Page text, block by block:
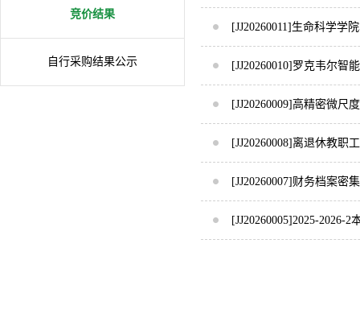
竞价结果
自行采购结果公示
[JJ20260011]生命科学学
[JJ20260010]罗克韦尔智
[JJ20260009]高精密微尺
[JJ20260008]离退休教职
[JJ20260007]财务档案密
[JJ20260005]2025-2026-